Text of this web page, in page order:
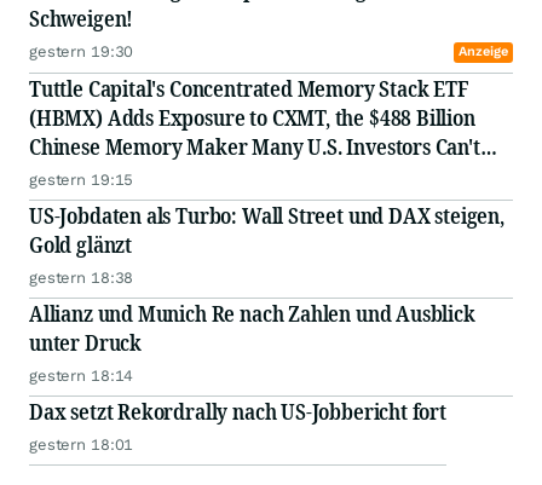
Schweigen!
gestern 19:30 Anzeige
Tuttle Capital's Concentrated Memory Stack ETF
(HBMX) Adds Exposure to CXMT, the $488 Billion
Chinese Memory Maker Many U.S. Investors Can't
Access Directly
gestern 19:15
US-Jobdaten als Turbo: Wall Street und DAX steigen,
Gold glänzt
gestern 18:38
Allianz und Munich Re nach Zahlen und Ausblick
unter Druck
gestern 18:14
Dax setzt Rekordrally nach US-Jobbericht fort
gestern 18:01